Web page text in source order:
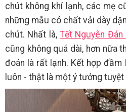
chút không khí lạnh, các mẹ
những mẫu có chất vải dày
chút. Nhất là, Tết Nguyên Đán
cũng không quá dài, hơn nữa
đoán là rất lạnh. Kết hợp
luôn - thật là một ý tưởng